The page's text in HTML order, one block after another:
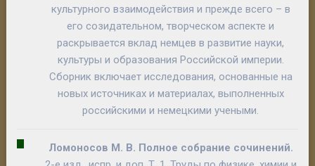
культурного взаимодействия и прежде всего – в
его созидательном, творческом аспекте и
раскрывается вклад немцев в развитие науки,
культуры и образования Российской империи.
Сборник включает исследования, основанные на
новых источниках и материалах, выполненных
российскими и немецкими учеными.
Ломоносов М. В. Полное собрание сочинений.